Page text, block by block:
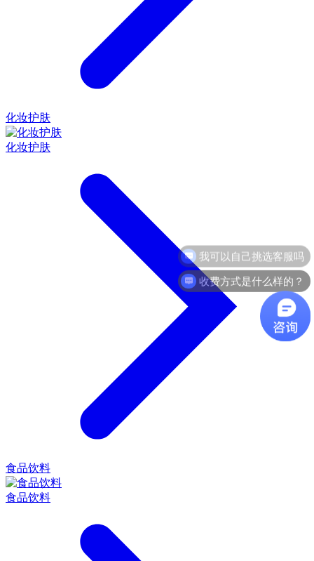
化妆护肤
化妆护肤
食品饮料
食品饮料
收费方式是什么样的？